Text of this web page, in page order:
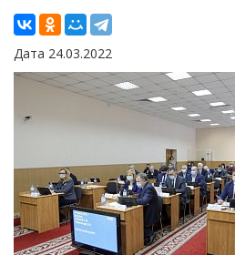
Дата 24.03.2022